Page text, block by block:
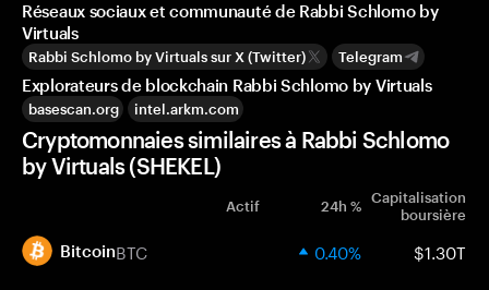
Réseaux sociaux et communauté de Rabbi Schlomo by
Virtuals
Rabbi Schlomo by Virtuals sur X (Twitter) Telegram
Explorateurs de blockchain Rabbi Schlomo by Virtuals
basescan.org intel.arkm.com
Cryptomonnaies similaires à Rabbi Schlomo
by Virtuals (SHEKEL)
Actif 24h % Capitalisation
boursière
BitcoinBTC 0.40% $1.30T